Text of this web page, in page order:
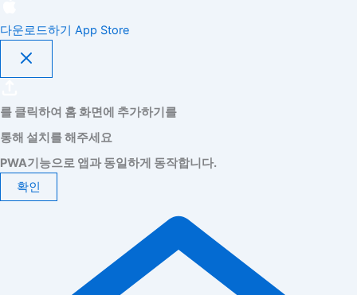
다운로드하기 App Store
를 클릭하여 홈 화면에 추가하기를
통해 설치를 해주세요
PWA기능으로 앱과 동일하게 동작합니다.
확인